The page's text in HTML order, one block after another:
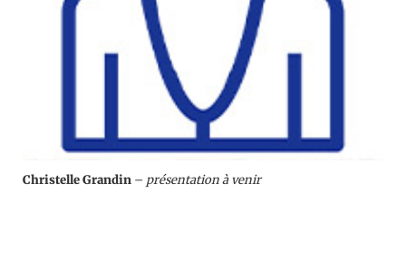
Christelle Grandin – présentation à venir